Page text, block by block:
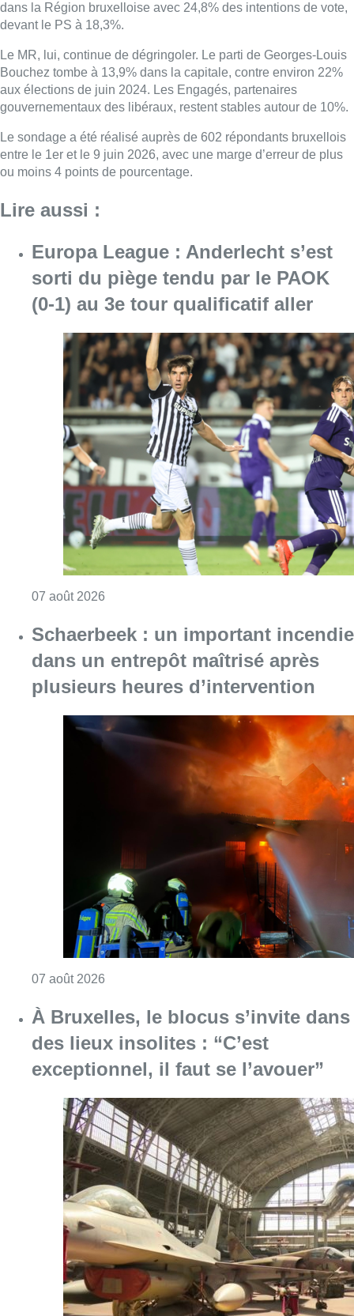
dans la Région bruxelloise avec 24,8% des intentions de vote,
devant le PS à 18,3%.
Le MR, lui, continue de dégringoler. Le parti de Georges-Louis
Bouchez tombe à 13,9% dans la capitale, contre environ 22%
aux élections de juin 2024. Les Engagés, partenaires
gouvernementaux des libéraux, restent stables autour de 10%.
Le sondage a été réalisé auprès de 602 répondants bruxellois
entre le 1er et le 9 juin 2026, avec une marge d’erreur de plus
ou moins 4 points de pourcentage.
Lire aussi :
Europa League : Anderlecht s’est
sorti du piège tendu par le PAOK
(0-1) au 3e tour qualificatif aller
07 août 2026
Schaerbeek : un important incendie
dans un entrepôt maîtrisé après
plusieurs heures d’intervention
07 août 2026
À Bruxelles, le blocus s’invite dans
des lieux insolites : “C’est
exceptionnel, il faut se l’avouer”